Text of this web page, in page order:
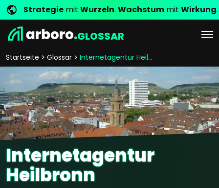
Strategie mit Wurzeln. Wachstum mit Wirkung.
GLOSSAR
Startseite Glossar Internetagentur Heilbronn
Internetagentur
Heilbronn